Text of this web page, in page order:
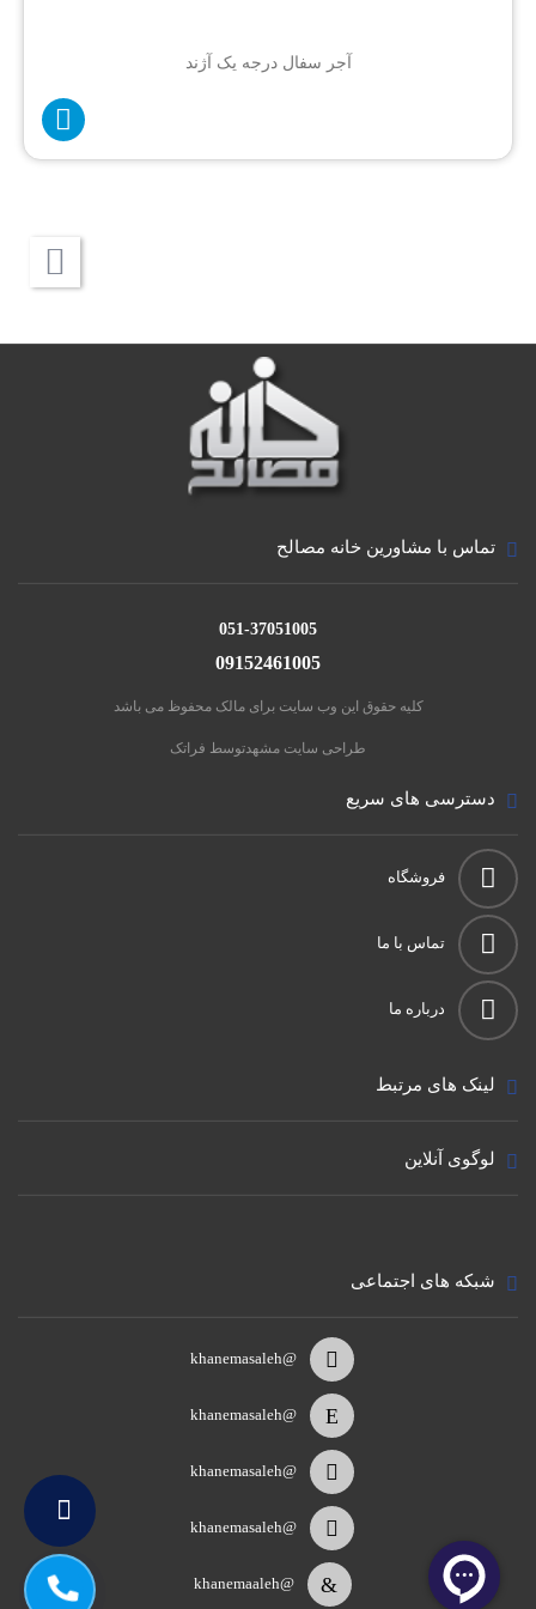
آجر سفال درجه یک آژند
تماس با مشاورین خانه مصالح
051-37051005
09152461005
کلیه حقوق این وب سایت برای مالک محفوظ می باشد
طراحی سایت مشهدتوسط فراتک
دسترسی های سریع
فروشگاه
تماس با ما
درباره ما
لینک های مرتبط
لوگوی آنلاین
شبکه های اجتماعی
@khanemasaleh
@khanemasaleh
@khanemasaleh
@khanemasaleh
@khanemaaleh